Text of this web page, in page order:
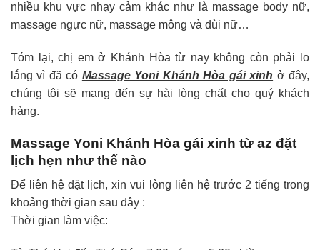
nhiều khu vực nhạy cảm khác như là massage body nữ,
massage ngực nữ, massage mông và đùi nữ…
Tóm lại, chị em ở Khánh Hòa từ nay không còn phải lo
lắng vì đã có Massage Yoni Khánh Hòa gái xinh ở đây,
chúng tôi sẽ mang đến sự hài lòng chất cho quý khách
hàng.
Massage Yoni Khánh Hòa gái xinh từ az đặt
lịch hẹn như thế nào
Để liên hệ đặt lịch, xin vui lòng liên hệ trước 2 tiếng trong
khoảng thời gian sau đây :
Thời gian làm việc: